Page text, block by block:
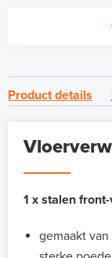
Product details
1 x stalen
gemaakt